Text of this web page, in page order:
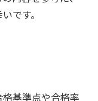
です。
基準点や合格率